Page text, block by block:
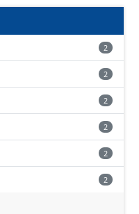
des AAC et
aires de Baugy et
2
2
2
2
2
2